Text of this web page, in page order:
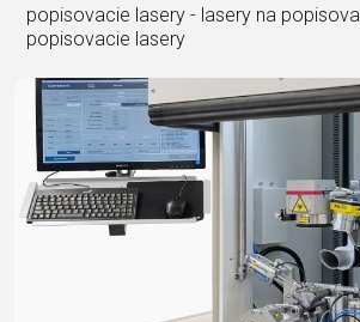
popisovacie lasery - lasery na
popisovacie lasery